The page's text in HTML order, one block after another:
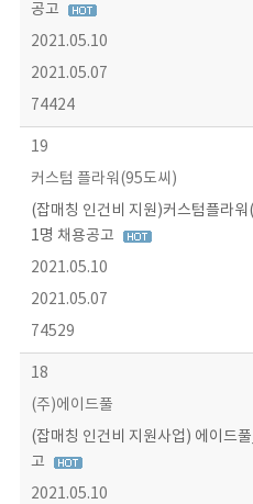
공고
2021.05.10
2021.05.07
74424
19
커스텀 플라워(95도씨)
(잡매칭 인건비 지원)커스텀플라
1명 채용공고
2021.05.10
2021.05.07
74529
18
(주)에이드풀
(잡매칭 인건비 지원사업) 에이드
고
2021.05.10